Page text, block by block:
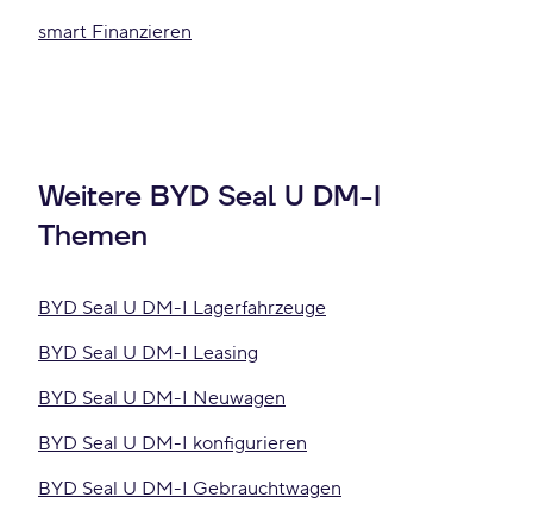
smart Finanzieren
Weitere BYD Seal U DM-I
Themen
BYD Seal U DM-I Lagerfahrzeuge
BYD Seal U DM-I Leasing
BYD Seal U DM-I Neuwagen
BYD Seal U DM-I konfigurieren
BYD Seal U DM-I Gebrauchtwagen